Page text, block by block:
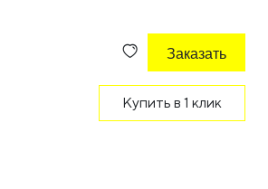
Заказать
Купить в 1 клик